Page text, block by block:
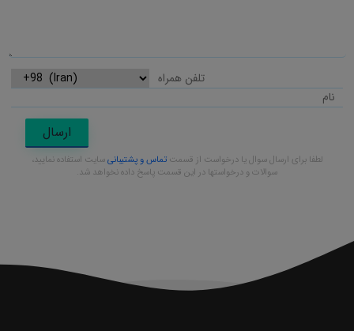
ارسال
لطفا برای ارسال سوال یا درخواست از قسمتتماس و پشتیبانیسایت استفاده نمایید،
سوالات و درخواستها در این قسمت پاسخ داده نخواهد شد.